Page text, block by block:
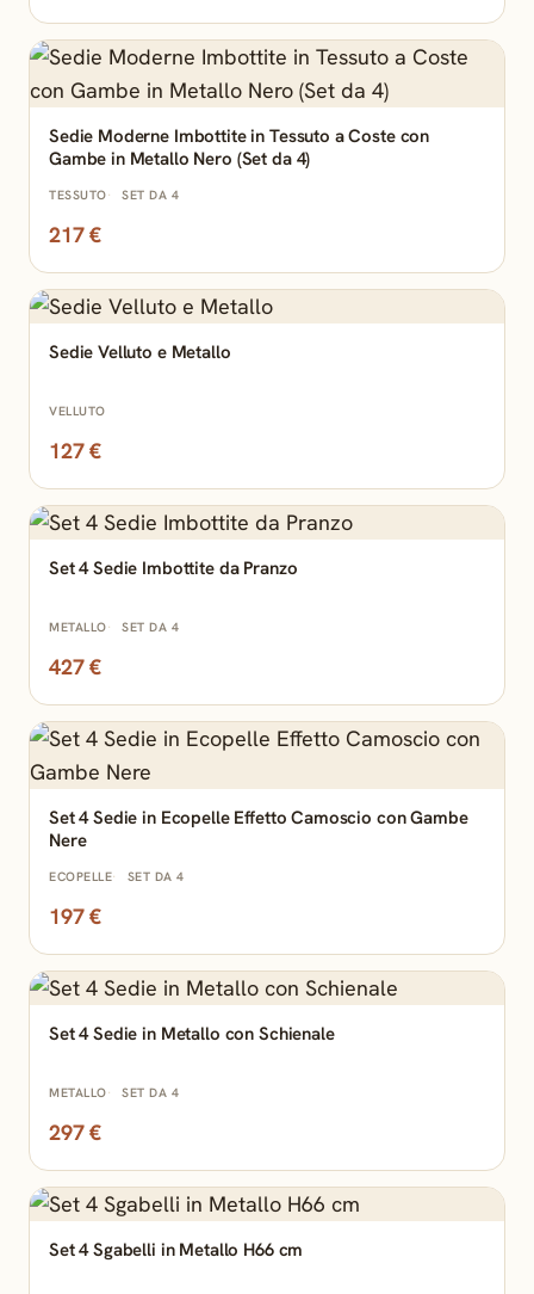
Sedie Moderne Imbottite in Tessuto a Coste con
Gambe in Metallo Nero (Set da 4)
TESSUTO SET DA 4
217 €
Sedie Velluto e Metallo
VELLUTO
127 €
Set 4 Sedie Imbottite da Pranzo
METALLO SET DA 4
427 €
Set 4 Sedie in Ecopelle Effetto Camoscio con Gambe
Nere
ECOPELLE SET DA 4
197 €
Set 4 Sedie in Metallo con Schienale
METALLO SET DA 4
297 €
Set 4 Sgabelli in Metallo H66 cm